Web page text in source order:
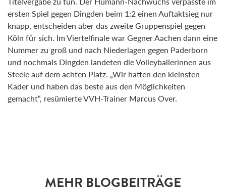
ersten Spiel gegen Dingden beim 1:2 einen Auftaktsieg nur
knapp, entscheiden aber das zweite Gruppenspiel gegen
Köln für sich. Im Viertelfinale war Gegner Aachen dann eine
Nummer zu groß und nach Niederlagen gegen Paderborn
und nochmals Dingden landeten die Volleyballerinnen aus
Steele auf dem achten Platz. „Wir hatten den kleinsten
Kader und haben das beste aus den Möglichkeiten
gemacht“, resümierte VVH-Trainer Marcus Over.
MEHR BLOGBEITRÄGE